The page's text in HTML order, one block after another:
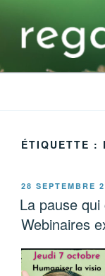
contenu
REGAIN
Ensemble faisons
ÉTIQUETTE :
PUBLIÉ
LE
28 SEPTEMBRE
La pause
Webinaires